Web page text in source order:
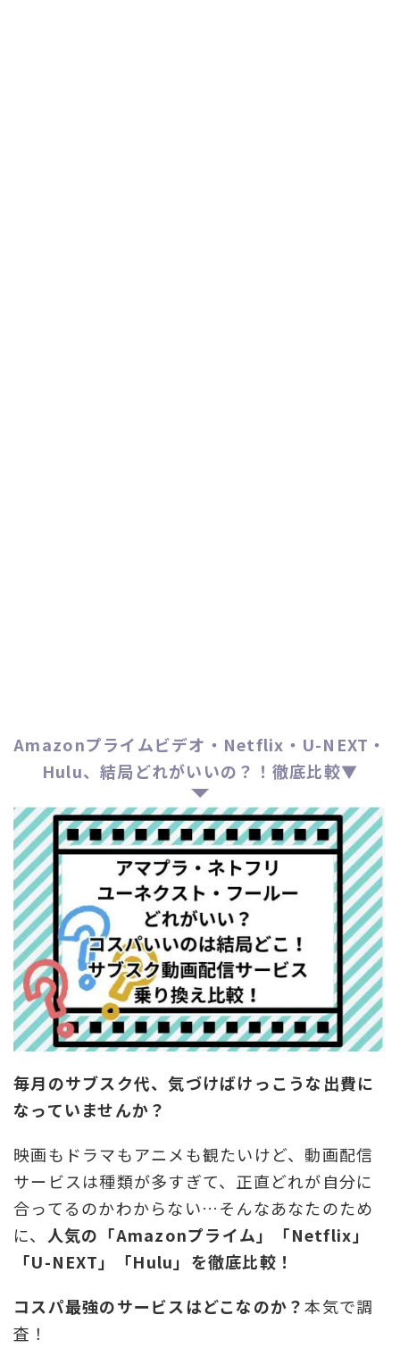
Amazonプライムビデオ・Netflix・U-NEXT・
Hulu、結局どれがいいの？！徹底比較▼
毎月のサブスク代、気づけばけっこうな出費に
なっていませんか？
映画もドラマもアニメも観たいけど、動画配信
サービスは種類が多すぎて、正直どれが自分に
合ってるのかわからない…そんなあなたのため
に、 人気の「Amazonプライム」「Netflix」
「U-NEXT」「Hulu」を徹底比較！
コスパ最強のサービスはどこなのか？本気で調
査！